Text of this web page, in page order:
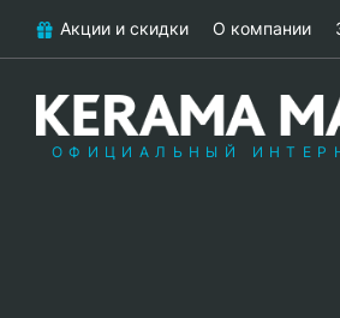
Акции и скидки О компании
ОФИЦИАЛЬНЫЙ